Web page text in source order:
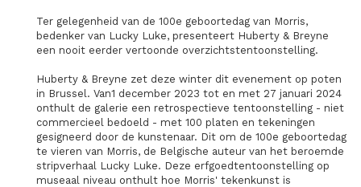
Ter gelegenheid van de 100e geboortedag van Morris,
bedenker van Lucky Luke, presenteert Huberty & Breyne
een nooit eerder vertoonde overzichtstentoonstelling.
Huberty & Breyne zet deze winter dit evenement op poten
in Brussel. Van1 december 2023 tot en met 27 januari 2024
onthult de galerie een retrospectieve tentoonstelling - niet
commercieel bedoeld - met 100 platen en tekeningen
gesigneerd door de kunstenaar. Dit om de 100e geboortedag
te vieren van Morris, de Belgische auteur van het beroemde
stripverhaal Lucky Luke. Deze erfgoedtentoonstelling op
museaal niveau onthult hoe Morris' tekenkunst is